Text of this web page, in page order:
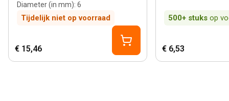
Diameter (in mm): 6
Tijdelijk niet op voorraad
€ 15,46
500+ stuks op
€ 6,53